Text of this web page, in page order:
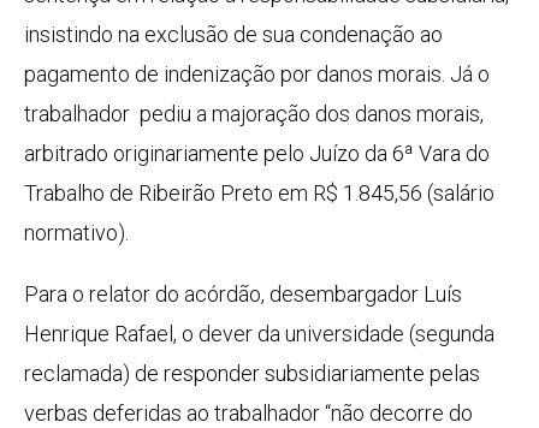
insistindo na exclusão de sua condenação ao
pagamento de indenização por danos morais. Já o
trabalhador pediu a majoração dos danos morais,
arbitrado originariamente pelo Juízo da 6ª Vara do
Trabalho de Ribeirão Preto em R$ 1.845,56 (salário
normativo).
Para o relator do acórdão, desembargador Luís
Henrique Rafael, o dever da universidade (segunda
reclamada) de responder subsidiariamente pelas
verbas deferidas ao trabalhador “não decorre do